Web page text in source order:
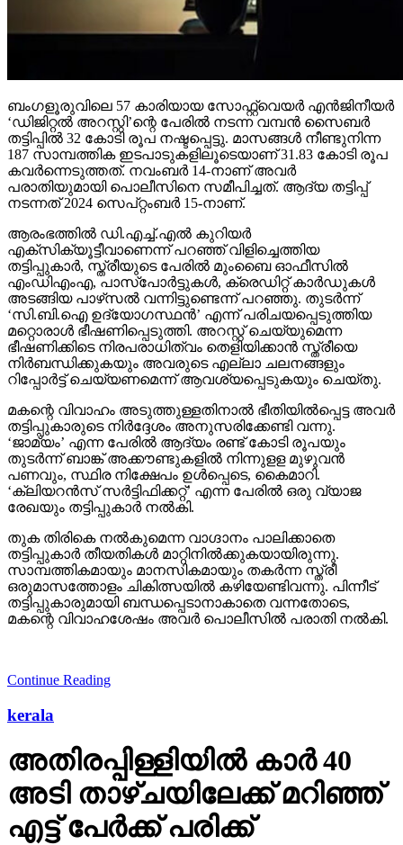
ബംഗളൂരുവിലെ 57 കാരിയായ സോഫ്റ്റ്വെയര്‍ എന്‍ജിനീയര്‍
‘ഡിജിറ്റല്‍ അറസ്റ്റി’ന്റെ പേരില്‍ നടന്ന വമ്പന്‍ സൈബര്‍
തട്ടിപ്പില്‍ 32 കോടി രൂപ നഷ്ടപ്പെട്ടു. മാസങ്ങള്‍ നീണ്ടുനിന്ന
187 സാമ്പത്തിക ഇടപാടുകളിലൂടെയാണ് 31.83 കോടി രൂപ
കവര്‍ന്നെടുത്തത്. നവംബര്‍ 14-നാണ് അവര്‍
പരാതിയുമായി പൊലീസിനെ സമീപിച്ചത്. ആദ്യ തട്ടിപ്പ്
നടന്നത് 2024 സെപ്റ്റംബര്‍ 15-നാണ്.
ആരംഭത്തില്‍ ഡി.എച്ച്.എല്‍ കുറിയര്‍
എക്‌സിക്യൂട്ടീവാണെന്ന് പറഞ്ഞ് വിളിച്ചെത്തിയ
തട്ടിപ്പുകാര്‍, സ്ത്രീയുടെ പേരില്‍ മുംബൈ ഓഫീസില്‍
എംഡിഎംഎ, പാസ്പോര്‍ട്ടുകള്‍, ക്രെഡിറ്റ് കാര്‍ഡുകള്‍
അടങ്ങിയ പാഴ്‌സല്‍ വന്നിട്ടുണ്ടെന്ന് പറഞ്ഞു. തുടര്‍ന്ന്
‘സി.ബി.ഐ ഉദ്യോഗസ്ഥന്‍’ എന്ന് പരിചയപ്പെടുത്തിയ
മറ്റൊരാള്‍ ഭീഷണിപ്പെടുത്തി. അറസ്റ്റ് ചെയ്യുമെന്ന
ഭീഷണിക്കിടെ നിരപരാധിത്വം തെളിയിക്കാന്‍ സ്ത്രീയെ
നിര്‍ബന്ധിക്കുകയും അവരുടെ എല്ലാ ചലനങ്ങളും
റിപ്പോര്‍ട്ട് ചെയ്യണമെന്ന് ആവശ്യപ്പെടുകയും ചെയ്തു.
മകന്റെ വിവാഹം അടുത്തുള്ളതിനാല്‍ ഭീതിയില്‍പ്പെട്ട അവര്‍
തട്ടിപ്പുകാരുടെ നിര്‍ദ്ദേശം അനുസരിക്കേണ്ടി വന്നു.
‘ജാമ്യം’ എന്ന പേരില്‍ ആദ്യം രണ്ട് കോടി രൂപയും
തുടര്‍ന്ന് ബാങ്ക് അക്കൗണ്ടുകളില്‍ നിന്നുളള മുഴുവന്‍
പണവും, സ്ഥിര നിക്ഷേപം ഉള്‍പ്പെടെ, കൈമാറി.
‘ക്ലിയറന്‍സ് സര്‍ട്ടിഫിക്കറ്റ്’ എന്ന പേരില്‍ ഒരു വ്യാജ
രേഖയും തട്ടിപ്പുകാര്‍ നല്‍കി.
തുക തിരികെ നല്‍കുമെന്ന വാഗ്ദാനം പാലിക്കാതെ
തട്ടിപ്പുകാര്‍ തീയതികള്‍ മാറ്റിനില്‍ക്കുകയായിരുന്നു.
സാമ്പത്തികമായും മാനസികമായും തകര്‍ന്ന സ്ത്രീ
ഒരുമാസത്തോളം ചികിത്സയില്‍ കഴിയേണ്ടിവന്നു. പിന്നീട്
തട്ടിപ്പുകാരുമായി ബന്ധപ്പെടാനാകാതെ വന്നതോടെ,
മകന്റെ വിവാഹശേഷം അവര്‍ പൊലീസില്‍ പരാതി നല്‍കി.
Continue Reading
kerala
അതിരപ്പിള്ളിയില്‍ കാര്‍ 40
അടി താഴ്ചയിലേക്ക് മറിഞ്ഞ്
എട്ട് പേര്‍ക്ക് പരിക്ക്